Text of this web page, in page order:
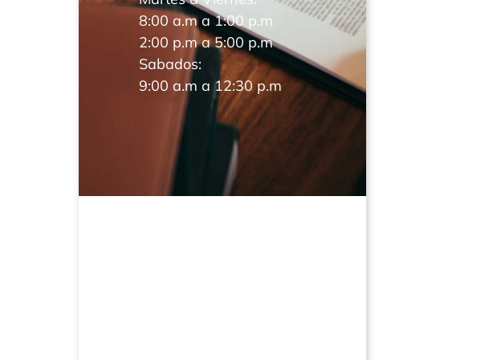
8:00 a.m a 1:00 p.m
2:00 p.m a 5:00 p.m
Sabados:
9:00 a.m a 12:30 p.m